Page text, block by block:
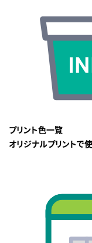
プリント色一覧
オリジナルプリントで